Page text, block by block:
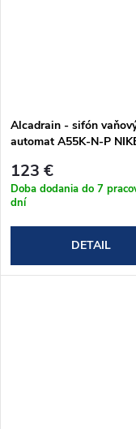
Alcadrain - sifón
automat A55K-N-P
123 €
Doba dodania do 7
dní
DETAIL